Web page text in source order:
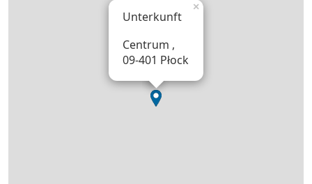
Unterkunft
Centrum ,
09-401 Płock
×